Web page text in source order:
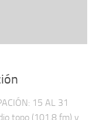
15 AL 31
topo (101.8 fm) y